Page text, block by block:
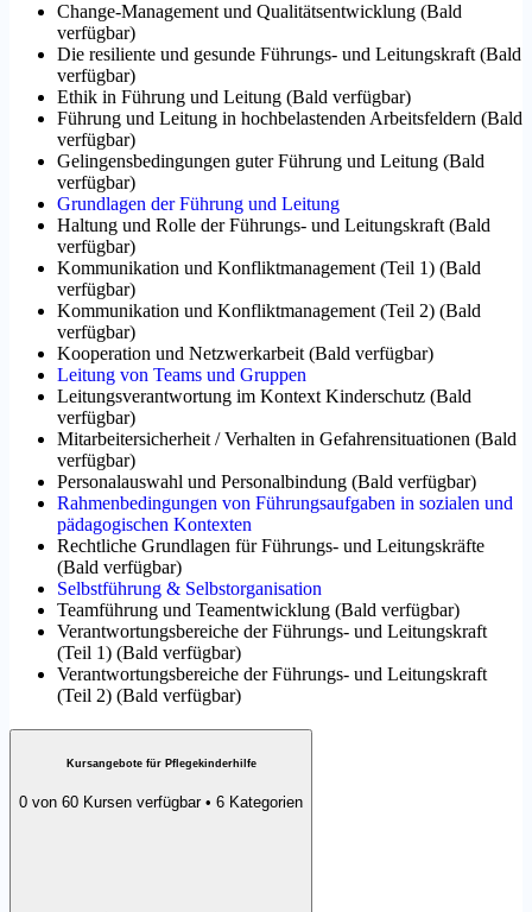
Change-Management und Qualitätsentwicklung (Bald
verfügbar)
Die resiliente und gesunde Führungs- und Leitungskraft (Bald
verfügbar)
Ethik in Führung und Leitung (Bald verfügbar)
Führung und Leitung in hochbelastenden Arbeitsfeldern (Bald
verfügbar)
Gelingensbedingungen guter Führung und Leitung (Bald
verfügbar)
Grundlagen der Führung und Leitung
Haltung und Rolle der Führungs- und Leitungskraft (Bald
verfügbar)
Kommunikation und Konfliktmanagement (Teil 1) (Bald
verfügbar)
Kommunikation und Konfliktmanagement (Teil 2) (Bald
verfügbar)
Kooperation und Netzwerkarbeit (Bald verfügbar)
Leitung von Teams und Gruppen
Leitungsverantwortung im Kontext Kinderschutz (Bald
verfügbar)
Mitarbeitersicherheit / Verhalten in Gefahrensituationen (Bald
verfügbar)
Personalauswahl und Personalbindung (Bald verfügbar)
Rahmenbedingungen von Führungsaufgaben in sozialen und
pädagogischen Kontexten
Rechtliche Grundlagen für Führungs- und Leitungskräfte
(Bald verfügbar)
Selbstführung & Selbstorganisation
Teamführung und Teamentwicklung (Bald verfügbar)
Verantwortungsbereiche der Führungs- und Leitungskraft
(Teil 1) (Bald verfügbar)
Verantwortungsbereiche der Führungs- und Leitungskraft
(Teil 2) (Bald verfügbar)
Kursangebote für Pflegekinderhilfe
0 von 60 Kursen verfügbar • 6 Kategorien